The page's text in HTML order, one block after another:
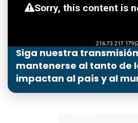
Siga nuestra
mantenerse al tanto de
impactan al país y al